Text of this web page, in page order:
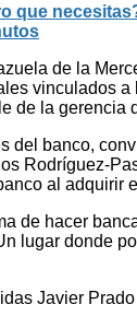
que
de la
vinculados
de la gerencia
banco,
Rodríguez-
al adquirir
de hacer
lugar donde
Javier